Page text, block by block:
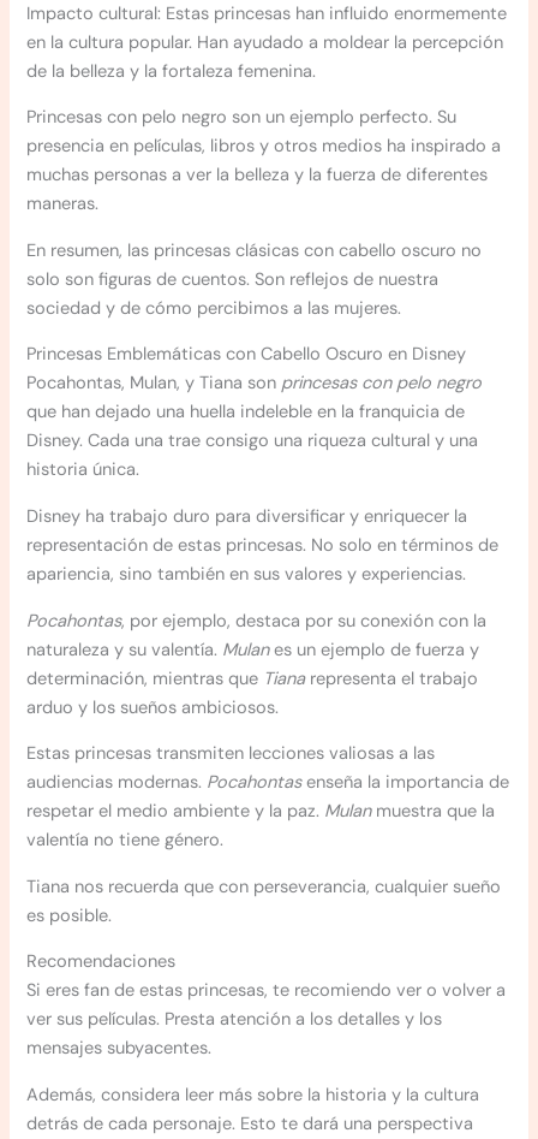
Impacto cultural: Estas princesas han influido enormemente
en la cultura popular. Han ayudado a moldear la percepción
de la belleza y la fortaleza femenina.
Princesas con pelo negro son un ejemplo perfecto. Su
presencia en películas, libros y otros medios ha inspirado a
muchas personas a ver la belleza y la fuerza de diferentes
maneras.
En resumen, las princesas clásicas con cabello oscuro no
solo son figuras de cuentos. Son reflejos de nuestra
sociedad y de cómo percibimos a las mujeres.
Princesas Emblemáticas con Cabello Oscuro en Disney
Pocahontas, Mulan, y Tiana son princesas con pelo negro
que han dejado una huella indeleble en la franquicia de
Disney. Cada una trae consigo una riqueza cultural y una
historia única.
Disney ha trabajo duro para diversificar y enriquecer la
representación de estas princesas. No solo en términos de
apariencia, sino también en sus valores y experiencias.
Pocahontas, por ejemplo, destaca por su conexión con la
naturaleza y su valentía. Mulanes un ejemplo de fuerza y
determinación, mientras que Tianarepresenta el trabajo
arduo y los sueños ambiciosos.
Estas princesas transmiten lecciones valiosas a las
audiencias modernas. Pocahontasenseña la importancia de
respetar el medio ambiente y la paz. Mulanmuestra que la
valentía no tiene género.
Tiana nos recuerda que con perseverancia, cualquier sueño
es posible.
Recomendaciones
Si eres fan de estas princesas, te recomiendo ver o volver a
ver sus películas. Presta atención a los detalles y los
mensajes subyacentes.
Además, considera leer más sobre la historia y la cultura
detrás de cada personaje. Esto te dará una perspectiva